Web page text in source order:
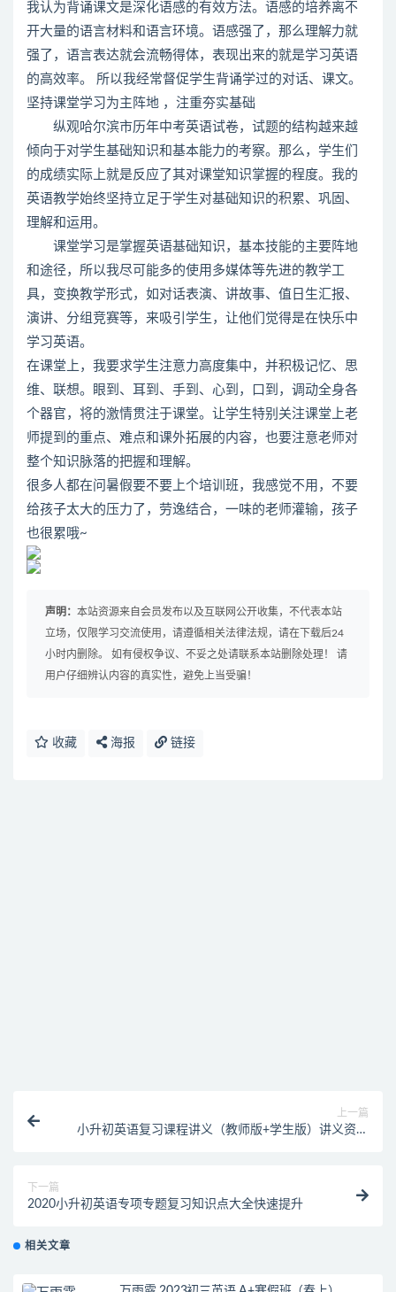
我认为背诵课文是深化语感的有效方法。语感的培养离不
开大量的语言材料和语言环境。语感强了，那么理解力就
强了，语言表达就会流畅得体，表现出来的就是学习英语
的高效率。 所以我经常督促学生背诵学过的对话、课文。
坚持课堂学习为主阵地 ，注重夯实基础
纵观哈尔滨市历年中考英语试卷，试题的结构越来越
倾向于对学生基础知识和基本能力的考察。那么，学生们
的成绩实际上就是反应了其对课堂知识掌握的程度。我的
英语教学始终坚持立足于学生对基础知识的积累、巩固、
理解和运用。
课堂学习是掌握英语基础知识，基本技能的主要阵地
和途径，所以我尽可能多的使用多媒体等先进的教学工
具，变换教学形式，如对话表演、讲故事、值日生汇报、
演讲、分组竞赛等，来吸引学生，让他们觉得是在快乐中
学习英语。
在课堂上，我要求学生注意力高度集中，并积极记忆、思
维、联想。眼到、耳到、手到、心到，口到，调动全身各
个器官，将的激情贯注于课堂。让学生特别关注课堂上老
师提到的重点、难点和课外拓展的内容，也要注意老师对
整个知识脉落的把握和理解。
很多人都在问暑假要不要上个培训班，我感觉不用，不要
给孩子太大的压力了，劳逸结合，一味的老师灌输，孩子
也很累哦~
声明： 本站资源来自会员发布以及互联网公开收集，不代表本站
立场，仅限学习交流使用，请遵循相关法律法规，请在下载后24
小时内删除。 如有侵权争议、不妥之处请联系本站删除处理！ 请
用户仔细辨认内容的真实性，避免上当受骗！
收藏 海报 链接
上一篇
小升初英语复习课程讲义（教师版+学生版）讲义资料
下一篇
2020小升初英语专项专题复习知识点大全快速提升
相关文章